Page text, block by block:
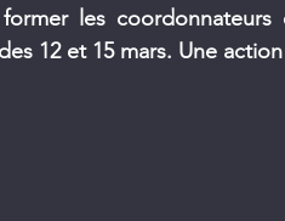
les
12 et 15 mars. Une